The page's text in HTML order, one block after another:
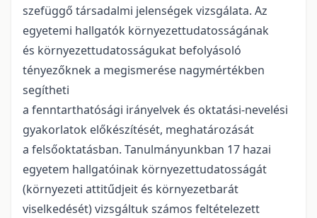
szefüggő társadalmi jelenségek vizsgálata. Az
egyetemi hallgatók környezettudatosságának
és környezettudatosságukat befolyásoló
tényezőknek a megismerése nagymértékben
segítheti
a fenntarthatósági irányelvek és oktatási-nevelési
gyakorlatok előkészítését, meghatározását
a felsőoktatásban. Tanulmányunkban 17 hazai
egyetem hallgatóinak környezettudatosságát
(környezeti attitűdjeit és környezetbarát
viselkedését) vizsgáltuk számos feltételezett